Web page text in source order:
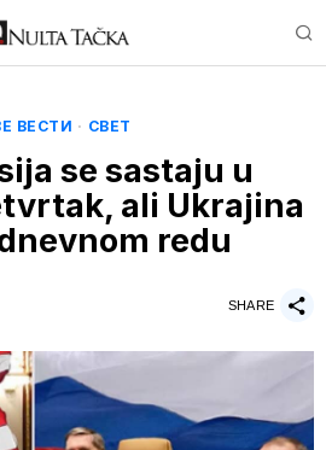
ВЕСТИ · СВЕТ
se sastaju u
ali Ukrajina
redu
SHARE